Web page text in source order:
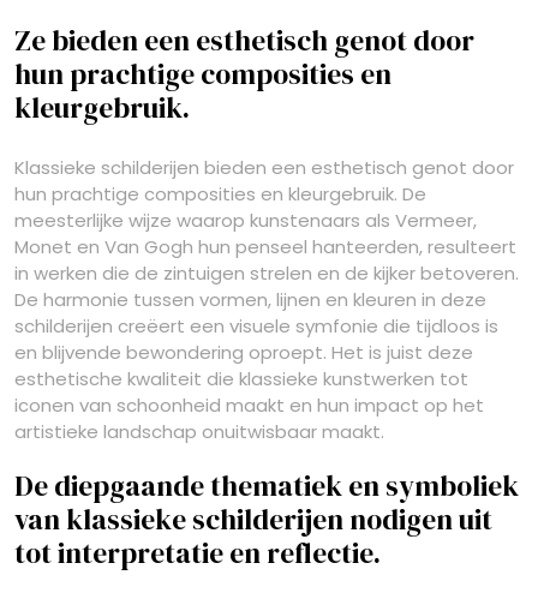
Ze bieden een esthetisch genot door
hun prachtige composities en
kleurgebruik.
Klassieke schilderijen bieden een esthetisch genot door
hun prachtige composities en kleurgebruik. De
meesterlijke wijze waarop kunstenaars als Vermeer,
Monet en Van Gogh hun penseel hanteerden, resulteert
in werken die de zintuigen strelen en de kijker betoveren.
De harmonie tussen vormen, lijnen en kleuren in deze
schilderijen creëert een visuele symfonie die tijdloos is
en blijvende bewondering oproept. Het is juist deze
esthetische kwaliteit die klassieke kunstwerken tot
iconen van schoonheid maakt en hun impact op het
artistieke landschap onuitwisbaar maakt.
De diepgaande thematiek en symboliek
van klassieke schilderijen nodigen uit
tot interpretatie en reflectie.